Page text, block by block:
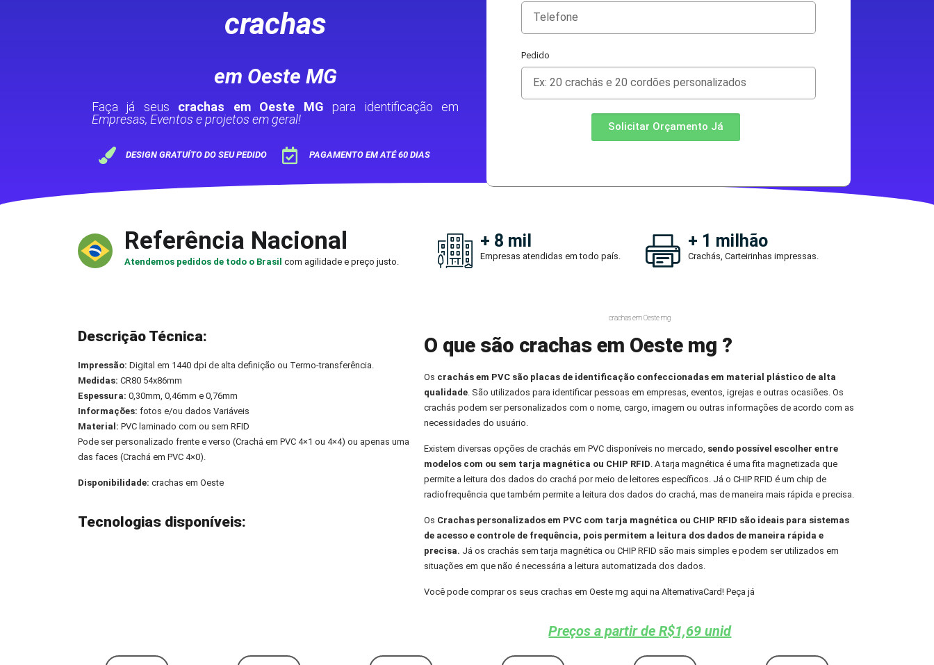
crachas
em Oeste MG
Faça já seus crachas em Oeste MG para identificação em
Empresas, Eventos e projetos em geral!
DESIGN GRATUÍTO DO SEU PEDIDO PAGAMENTO EM ATÉ 60 DIAS
Pedido
Solicitar Orçamento Já
Referência Nacional
Atendemos pedidos de todo o Brasil com agilidade e preço justo.
+ 8 mil
Empresas atendidas em todo país.
+ 1 milhão
Crachás, Carteirinhas impressas.
Descrição Técnica:
Impressão: Digital em 1440 dpi de alta definição ou Termo-transferência.
Medidas: CR80 54x86mm
Espessura: 0,30mm, 0,46mm e 0,76mm
Informações: fotos e/ou dados Variáveis
Material: PVC laminado com ou sem RFID
Pode ser personalizado frente e verso (Crachá em PVC 4×1 ou 4×4) ou apenas uma
das faces (Crachá em PVC 4×0).
Disponibilidade: crachas em Oeste
Tecnologias disponíveis:
crachas em Oeste mg
O que são crachas em Oeste mg ?
Os crachás em PVC são placas de identificação confeccionadas em material plástico de alta
qualidade. São utilizados para identificar pessoas em empresas, eventos, igrejas e outras ocasiões. Os
crachás podem ser personalizados com o nome, cargo, imagem ou outras informações de acordo com as
necessidades do usuário.
Existem diversas opções de crachás em PVC disponíveis no mercado, sendo possível escolher entre
modelos com ou sem tarja magnética ou CHIP RFID . A tarja magnética é uma fita magnetizada que
permite a leitura dos dados do crachá por meio de leitores específicos. Já o CHIP RFID é um chip de
radiofrequência que também permite a leitura dos dados do crachá, mas de maneira mais rápida e precisa.
Os Crachas personalizadosem PVC com tarja magnética ou CHIP RFID são ideais para sistemas
de acesso e controle de frequência, pois permitem a leitura dos dados de maneira rápida e
precisa. Já os crachás sem tarja magnética ou CHIP RFID são mais simples e podem ser utilizados em
situações em que não é necessária a leitura automatizada dos dados.
Você pode comprar os seus crachas em Oeste mg aqui na AlternativaCard! Peça já
Preços a partir de R$1,69 unid